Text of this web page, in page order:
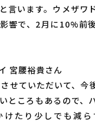
言います。ウメザワ
響で、2月に10%前
宮腰裕貴さん
させていただいて、今
ところもあるので、
けたり少しでも減